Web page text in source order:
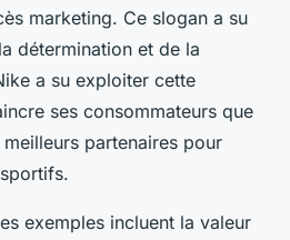
marketing. Ce slogan a su
détermination et de la
a su exploiter cette
ses consommateurs que
partenaires pour
exemples incluent la valeur